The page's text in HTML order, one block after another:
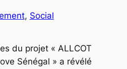
, Social
du projet « ALLCOT
Sénégal » a révélé